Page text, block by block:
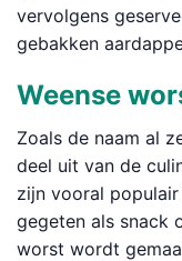
vervolgens
gebakken
Weense
Zoals de naam al
deel uit van de
zijn vooral
gegeten als snack
worst wordt